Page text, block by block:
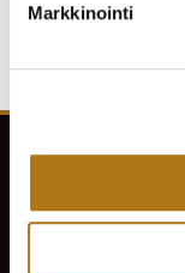
Markkinointi